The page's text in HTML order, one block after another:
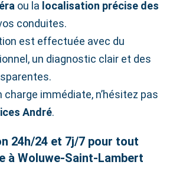
ou la localisation précise des
conduites.
est effectuée avec du
un diagnostic clair et des
charge immédiate, n’hésitez pas
André.
24h/24 et 7j/7 pour tout
à Woluwe‑Saint‑Lambert